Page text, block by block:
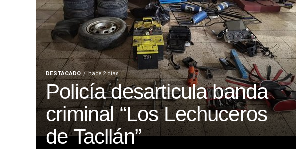
DESTACADO hace 2 días
Policía desarticula banda
criminal “Los Lechuceros
de Tacllán”